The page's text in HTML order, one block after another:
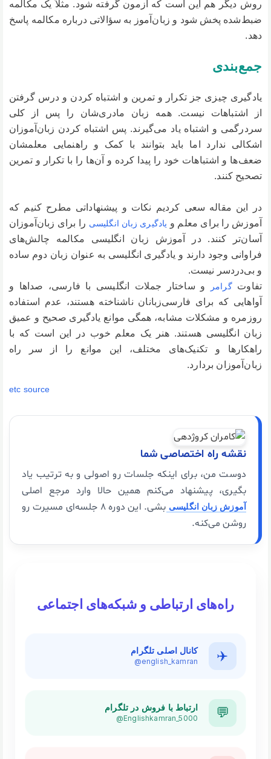
روش دیگر هم این است که آزمون گرفته شود. مثلاً یک مکالمه
ضبط‌شده پخش شود و زبان‌آموز به سؤالاتی درباره مکالمه پاسخ
دهد.
جمع‌بندی
یادگیری چیزی جز تکرار و تمرین و اشتباه کردن و درس گرفتن
از اشتباهات نیست. همه زبان مادری‌شان را پس از کلی
سردرگمی و اشتباه یاد می‌گیرند. پس اشتباه کردن زبان‌آموزان
اشکالی ندارد اما باید بتوانند با کمک و راهنمایی معلمشان
ضعف‌ها و اشتباهات خود را پیدا کرده و آن‌ها را با تکرار و تمرین
تصحیح کنند.
در این مقاله سعی کردیم نکات و پیشنهاداتی مطرح کنیم که
آموزش را برای معلم و یادگیری زبان انگلیسی را برای زبان‌آموزان
آسان‌تر کنند. در آموزش زبان انگلیسی مکالمه چالش‌های
فراوانی وجود دارند و یادگیری انگلیسی به عنوان زبان دوم ساده
و بی‌دردسر نیست.
تفاوتگرامر
و ساختار جملات انگلیسی با فارسی، صداها و
آواهایی که برای فارسی‌زبانان ناشناخته هستند، عدم استفاده
روزمره و مشکلات مشابه، همگی موانع یادگیری صحیح و عمیق
زبان انگلیسی هستند. هنر یک معلم خوب در این است که با
راهکارها و تکنیک‌های مختلف، این موانع را از سر راه
زبان‌آموزان بردارد.
etc source
نقشه راه اختصاصی شما
دوست من، برای اینکه جلسات رو اصولی و به ترتیب یاد
بگیری، پیشنهاد می‌کنم همین حالا وارد مرجع اصلی
آموزش زبان انگلیسی
بشی. این دوره ۸ جلسه‌ای مسیرت رو
روشن می‌کنه.
راه‌های ارتباطی و شبکه‌های اجتماعی
✈️ کانال اصلی تلگرام
@english_kamran
💬 ارتباط با فروش در تلگرام
@Englishkamran_5000